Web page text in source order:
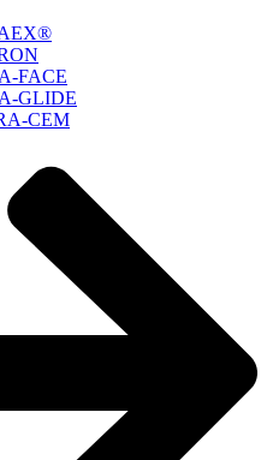
FACE
GLIDE
CEM